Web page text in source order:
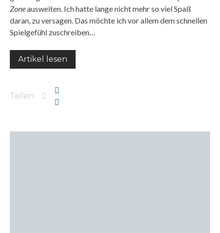
Zoneausweiten. Ich hatte lange nicht mehr so viel Spaß
daran, zu versagen. Das möchte ich vor allem dem schnellen
Spielgefühl zuschreiben…
Artikel lesen
Teilen